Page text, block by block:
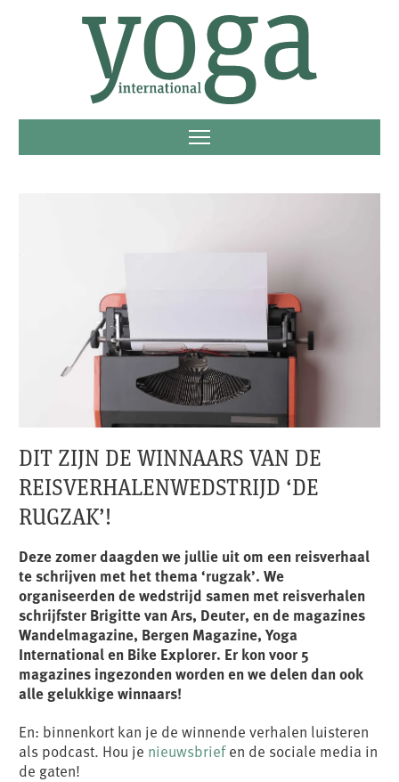
DIT ZIJN DE WINNAARS VAN DE
REISVERHALENWEDSTRIJD ‘DE
RUGZAK’!
Deze zomer daagden we jullie uit om een reisverhaal
te schrijven met het thema ‘rugzak’. We
organiseerden de wedstrijd samen met reisverhalen
schrijfster Brigitte van Ars, Deuter, en de magazines
Wandelmagazine, Bergen Magazine, Yoga
International en Bike Explorer. Er kon voor 5
magazines ingezonden worden en we delen dan ook
alle gelukkige winnaars!
En: binnenkort kan je de winnende verhalen luisteren
als podcast. Hou je nieuwsbriefen de sociale media in
de gaten!